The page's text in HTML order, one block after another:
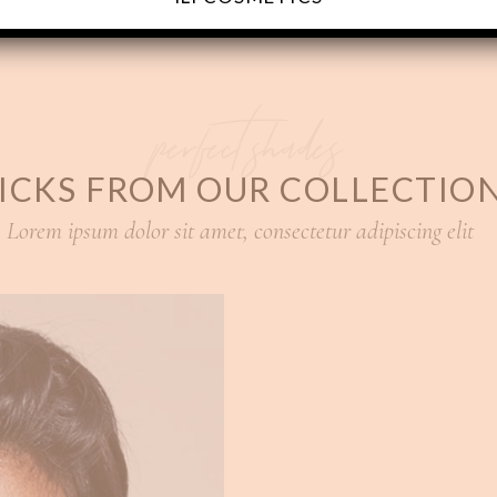
FROM OUR
Lorem ipsum dolor sit amet, consectetur adipiscing elit